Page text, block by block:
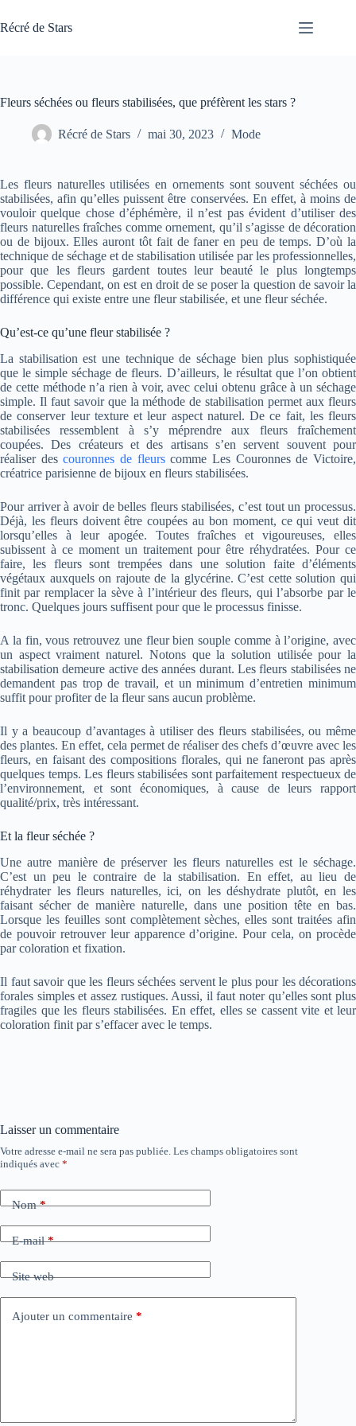
au
contenu
Récré de Stars
Fleurs séchées ou fleurs stabilisées, que préfèrent les stars ?
Récré de Stars mai 30, 2023 Mode
Les fleurs naturelles utilisées en ornements sont souvent séchées ou
stabilisées, afin qu’elles puissent être conservées. En effet, à moins de
vouloir quelque chose d’éphémère, il n’est pas évident d’utiliser des
fleurs naturelles fraîches comme ornement, qu’il s’agisse de décoration
ou de bijoux. Elles auront tôt fait de faner en peu de temps. D’où la
technique de séchage et de stabilisation utilisée par les professionnelles,
pour que les fleurs gardent toutes leur beauté le plus longtemps
possible. Cependant, on est en droit de se poser la question de savoir la
différence qui existe entre une fleur stabilisée, et une fleur séchée.
Qu’est-ce qu’une fleur stabilisée ?
La stabilisation est une technique de séchage bien plus sophistiquée
que le simple séchage de fleurs. D’ailleurs, le résultat que l’on obtient
de cette méthode n’a rien à voir, avec celui obtenu grâce à un séchage
simple. Il faut savoir que la méthode de stabilisation permet aux fleurs
de conserver leur texture et leur aspect naturel. De ce fait, les fleurs
stabilisées ressemblent à s’y méprendre aux fleurs fraîchement
coupées. Des créateurs et des artisans s’en servent souvent pour
réaliser descouronnes de fleurscomme Les Couronnes de Victoire,
créatrice parisienne de bijoux en fleurs stabilisées.
Pour arriver à avoir de belles fleurs stabilisées, c’est tout un processus.
Déjà, les fleurs doivent être coupées au bon moment, ce qui veut dit
lorsqu’elles à leur apogée. Toutes fraîches et vigoureuses, elles
subissent à ce moment un traitement pour être réhydratées. Pour ce
faire, les fleurs sont trempées dans une solution faite d’éléments
végétaux auxquels on rajoute de la glycérine. C’est cette solution qui
finit par remplacer la sève à l’intérieur des fleurs, qui l’absorbe par le
tronc. Quelques jours suffisent pour que le processus finisse.
A la fin, vous retrouvez une fleur bien souple comme à l’origine, avec
un aspect vraiment naturel. Notons que la solution utilisée pour la
stabilisation demeure active des années durant. Les fleurs stabilisées ne
demandent pas trop de travail, et un minimum d’entretien minimum
suffit pour profiter de la fleur sans aucun problème.
Il y a beaucoup d’avantages à utiliser des fleurs stabilisées, ou même
des plantes. En effet, cela permet de réaliser des chefs d’œuvre avec les
fleurs, en faisant des compositions florales, qui ne faneront pas après
quelques temps. Les fleurs stabilisées sont parfaitement respectueux de
l’environnement, et sont économiques, à cause de leurs rapport
qualité/prix, très intéressant.
Et la fleur séchée ?
Une autre manière de préserver les fleurs naturelles est le séchage.
C’est un peu le contraire de la stabilisation. En effet, au lieu de
réhydrater les fleurs naturelles, ici, on les déshydrate plutôt, en les
faisant sécher de manière naturelle, dans une position tête en bas.
Lorsque les feuilles sont complètement sèches, elles sont traitées afin
de pouvoir retrouver leur apparence d’origine. Pour cela, on procède
par coloration et fixation.
Il faut savoir que les fleurs séchées servent le plus pour les décorations
forales simples et assez rustiques. Aussi, il faut noter qu’elles sont plus
fragiles que les fleurs stabilisées. En effet, elles se cassent vite et leur
coloration finit par s’effacer avec le temps.
Laisser un commentaire
Votre adresse e-mail ne sera pas publiée. Les champs obligatoires sont
indiqués avec *
Nom*
E-mail*
Site web
Ajouter un commentaire *